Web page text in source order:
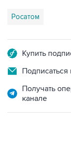
Росатом
Купить
Подписаться
Получать
канале